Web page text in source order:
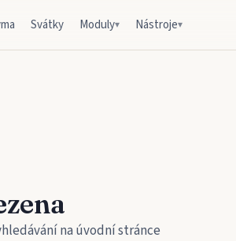
Svátky Moduly▾ Nástroje▾
na úvodní stránce